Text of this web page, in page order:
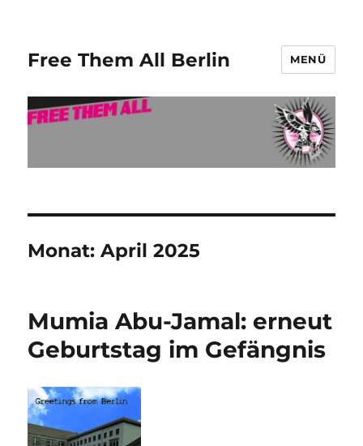
Free Them All Berlin MENÜ
Monat:April 2025
Mumia Abu-Jamal: erneut
Geburtstag im Gefängnis